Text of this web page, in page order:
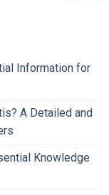
Information for
A Detailed and
Knowledge